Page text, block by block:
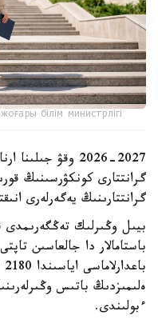
білім министрлігі
2026-2027 وقۋ
گرانتتارى كونكۋرسىنىڭ
گرانتتارىنىڭ يەگەرلەرى
بيىل وڭىرلىك تەڭگەرىمدى
باستامالار دا جالعاسىن
ءبولىندى.